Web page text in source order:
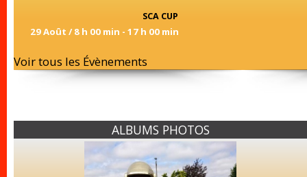
SCA CUP
29 Août / 8 h 00 min - 17 h 00 min
Voir tous les Évènements
ALBUMS PHOTOS